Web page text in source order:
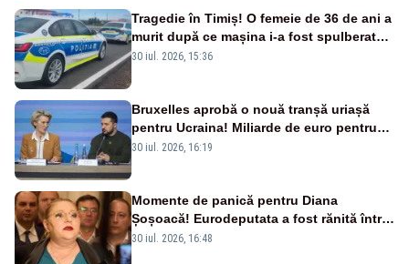
Tragedie în Timiș! O femeie de 36 de ani a
murit după ce mașina i-a fost spulberată
de tren
30 iul. 2026, 15:36
Bruxelles aprobă o nouă tranșă uriașă
pentru Ucraina! Miliarde de euro pentru
armament și apărare
30 iul. 2026, 16:19
Momente de panică pentru Diana
Șoșoacă! Eurodeputata a fost rănită într-
un accident rutier
30 iul. 2026, 16:48